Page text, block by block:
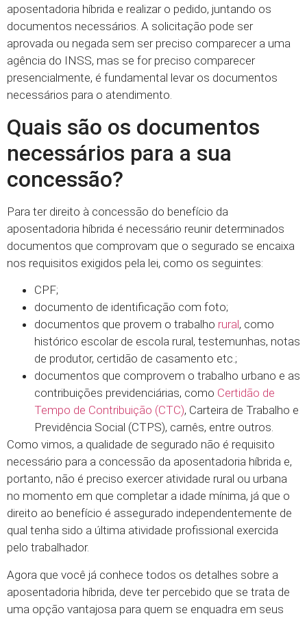
aposentadoria híbrida e realizar o pedido, juntando os
documentos necessários. A solicitação pode ser
aprovada ou negada sem ser preciso comparecer a uma
agência do INSS, mas se for preciso comparecer
presencialmente, é fundamental levar os documentos
necessários para o atendimento.
Quais são os documentos
necessários para a sua
concessão?
Para ter direito à concessão do benefício da
aposentadoria híbrida é necessário reunir determinados
documentos que comprovam que o segurado se encaixa
nos requisitos exigidos pela lei, como os seguintes:
CPF;
documento de identificação com foto;
documentos que provem o trabalho rural, como
histórico escolar de escola rural, testemunhas, notas
de produtor, certidão de casamento etc.;
documentos que comprovem o trabalho urbano e as
contribuições previdenciárias, como Certidão de
Tempo de Contribuição (CTC), Carteira de Trabalho e
Previdência Social (CTPS), carnês, entre outros.
Como vimos, a qualidade de segurado não é requisito
necessário para a concessão da aposentadoria híbrida e,
portanto, não é preciso exercer atividade rural ou urbana
no momento em que completar a idade mínima, já que o
direito ao benefício é assegurado independentemente de
qual tenha sido a última atividade profissional exercida
pelo trabalhador.
Agora que você já conhece todos os detalhes sobre a
aposentadoria híbrida, deve ter percebido que se trata de
uma opção vantajosa para quem se enquadra em seus